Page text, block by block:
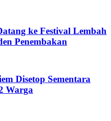
ke Festival Lembah
Penembakan
Disetop Sementara
Warga